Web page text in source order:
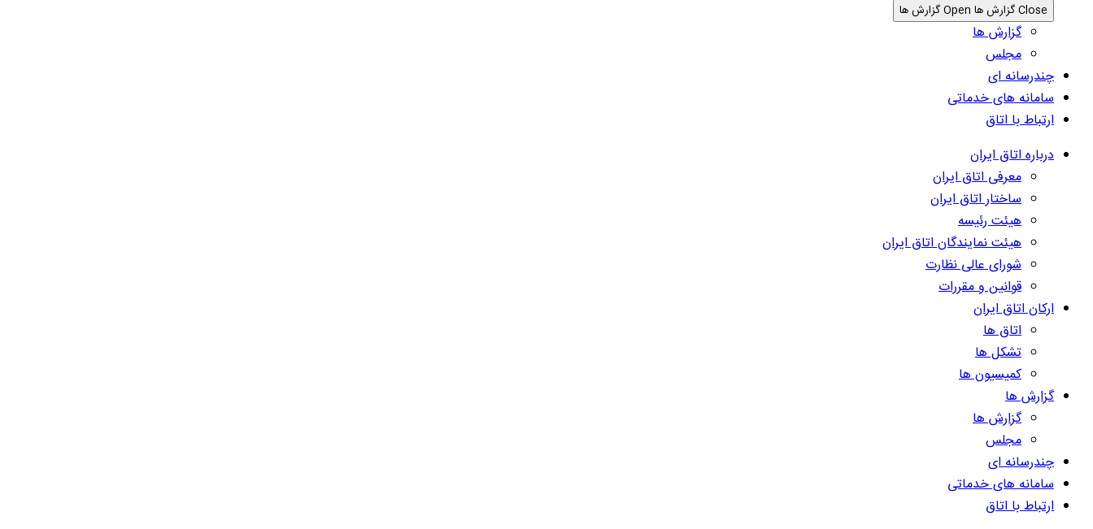
Close گزارش ها Open گزارش ها
گزارش ها
مجلس
چندرسانه ای
سامانه های خدماتی
ارتباط با اتاق
درباره اتاق ایران
معرفی اتاق ایران
ساختار اتاق ایران
هیئت رئیسه
هیئت نمایندگان اتاق ایران
شورای عالی نظارت
قوانین و مقررات
ارکان اتاق ایران
اتاق ها
تشکل ها
کمیسیون ها
گزارش ها
گزارش ها
مجلس
چندرسانه ای
سامانه های خدماتی
ارتباط با اتاق